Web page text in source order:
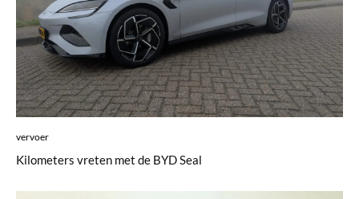
vervoer
Kilometers vreten met de BYD Seal